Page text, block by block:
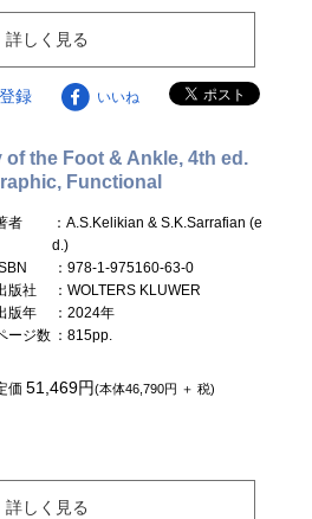
詳しく見る
録 いいね
the Foot & Ankle, 4th ed.
Functional
者
：A.S.Kelikian & S.K.Sarrafian (e
d.)
：978-1-975160-63-0
版社
：WOLTERS KLUWER
版年
：2024年
ージ数 ：815pp.
価51,469円(本体46,790円 ＋ 税)
詳しく見る